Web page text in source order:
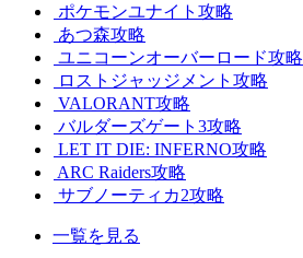
ポケモンユナイト攻略
あつ森攻略
ユニコーンオーバーロード攻略
ロストジャッジメント攻略
VALORANT攻略
バルダーズゲート3攻略
LET IT DIE: INFERNO攻略
ARC Raiders攻略
サブノーティカ2攻略
一覧を見る